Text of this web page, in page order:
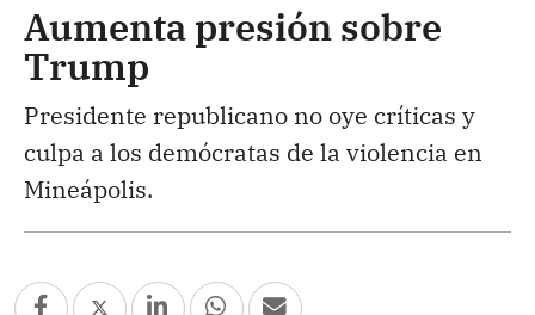
Aumenta presión sobre
Trump
Presidente republicano no oye críticas y
culpa a los demócratas de la violencia en
Mineápolis.